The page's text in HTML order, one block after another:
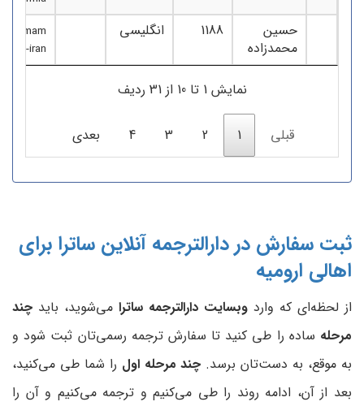
حسین
محمدزاده
1188 انگلیسی
emam
iran
نمایش 1 تا 10 از 31 ردیف
قبلی 1
2
3
4 بعدی
ثبت سفارش در دارالترجمه آنلاین ساترا برای
اهالی ارومیه
از لحظه‌ای که وارد وبسایت دارالترجمه ساترا می‌شوید، باید چند
مرحله ساده را طی کنید تا سفارش‌ ترجمه رسمی‌تان ثبت شود و
به موقع، به دست‌تان برسد. چند مرحله اول را شما طی می‌کنید،
بعد از آن، ادامه روند را طی می‌کنیم و ترجمه می‌کنیم و آن را